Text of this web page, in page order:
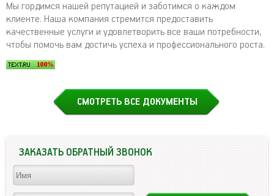
Мы гордимся нашей репутацией и заботимся о каждом
клиенте. Наша компания стремится предоставить
качественные услуги и удовлетворить все ваши потребности,
чтобы помочь вам достичь успеха и профессионального роста.
СМОТРЕТЬ ВСЕ ДОКУМЕНТЫ
ЗАКАЗАТЬ ОБРАТНЫЙ ЗВОНОК